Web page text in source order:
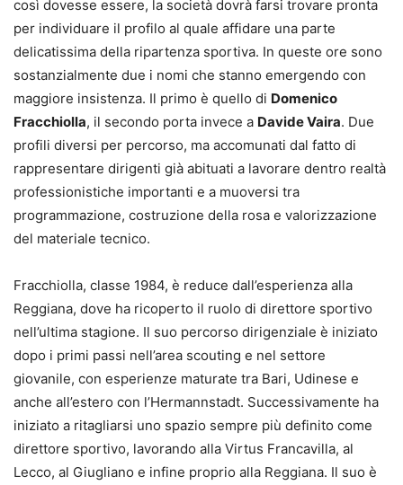
così dovesse essere, la società dovrà farsi trovare pronta
per individuare il profilo al quale affidare una parte
delicatissima della ripartenza sportiva. In queste ore sono
sostanzialmente due i nomi che stanno emergendo con
maggiore insistenza. Il primo è quello di Domenico
Fracchiolla, il secondo porta invece a Davide Vaira. Due
profili diversi per percorso, ma accomunati dal fatto di
rappresentare dirigenti già abituati a lavorare dentro realtà
professionistiche importanti e a muoversi tra
programmazione, costruzione della rosa e valorizzazione
del materiale tecnico.
Fracchiolla, classe 1984, è reduce dall’esperienza alla
Reggiana, dove ha ricoperto il ruolo di direttore sportivo
nell’ultima stagione. Il suo percorso dirigenziale è iniziato
dopo i primi passi nell’area scouting e nel settore
giovanile, con esperienze maturate tra Bari, Udinese e
anche all’estero con l’Hermannstadt. Successivamente ha
iniziato a ritagliarsi uno spazio sempre più definito come
direttore sportivo, lavorando alla Virtus Francavilla, al
Lecco, al Giugliano e infine proprio alla Reggiana. Il suo è